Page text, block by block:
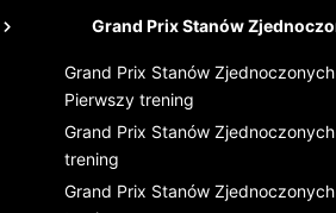
Grand Prix Stanów
Grand Prix Stanów Zjednoczonych
Pierwszy trening
Grand Prix Stanów Zjednoczonych
trening
Grand Prix Stanów Zjednoczonych